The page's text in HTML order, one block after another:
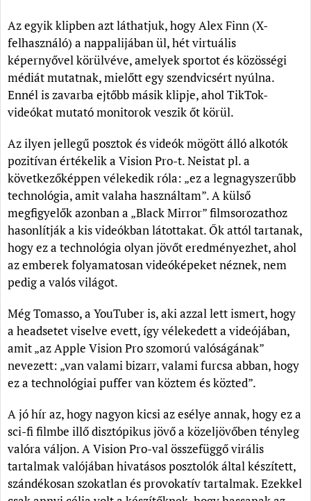
Az egyik klipben azt láthatjuk, hogy Alex Finn (X-
felhasználó) a nappalijában ül, hét virtuális
képernyővel körülvéve, amelyek sportot és közösségi
médiát mutatnak, mielőtt egy szendvicsért nyúlna.
Ennél is zavarba ejtőbb másik klipje, ahol TikTok-
videókat mutató monitorok veszik őt körül.
Az ilyen jellegű posztok és videók mögött álló alkotók
pozitívan értékelik a Vision Pro-t. Neistat pl. a
következőképpen vélekedik róla: „ez a legnagyszerűbb
technológia, amit valaha használtam”. A külső
megfigyelők azonban a „Black Mirror” filmsorozathoz
hasonlítják a kis videókban látottakat. Ők attól tartanak,
hogy ez a technológia olyan jövőt eredményezhet, ahol
az emberek folyamatosan videóképeket néznek, nem
pedig a valós világot.
Még Tomasso, a YouTuber is, aki azzal lett ismert, hogy
a headsetet viselve evett, így vélekedett a videójában,
amit „az Apple Vision Pro szomorú valóságának”
nevezett: „van valami bizarr, valami furcsa abban, hogy
ez a technológiai puffer van köztem és közted”.
A jó hír az, hogy nagyon kicsi az esélye annak, hogy ez a
sci-fi filmbe illő disztópikus jövő a közeljövőben tényleg
valóra váljon. A Vision Pro-val összefüggő virális
tartalmak valójában hivatásos posztolók által készített,
szándékosan szokatlan és provokatív tartalmak. Ezekkel